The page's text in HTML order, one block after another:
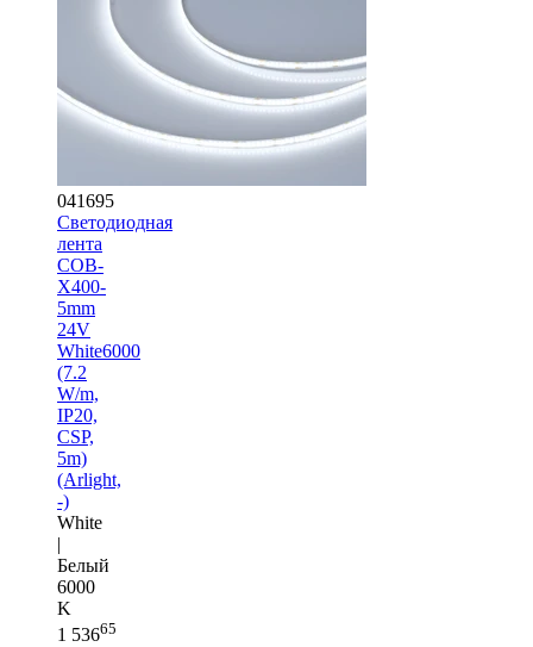
041695
Светодиодная
лента
COB-
X400-
5mm
24V
White6000
(7.2
W/m,
IP20,
CSP,
5m)
(Arlight,
-)
White
|
Белый
6000
K
1 53665